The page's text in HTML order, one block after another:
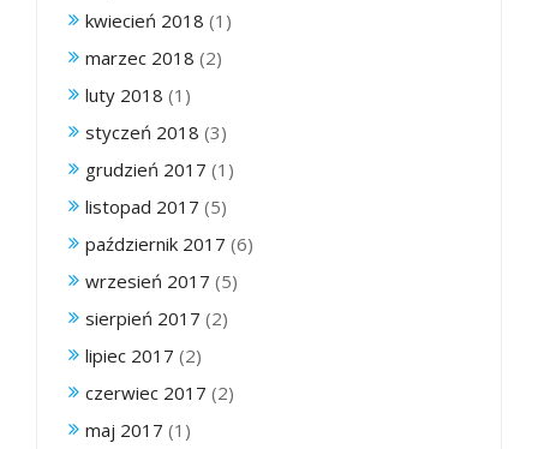
kwiecień 2018 (1)
marzec 2018 (2)
luty 2018 (1)
styczeń 2018 (3)
grudzień 2017 (1)
listopad 2017 (5)
październik 2017 (6)
wrzesień 2017 (5)
sierpień 2017 (2)
lipiec 2017 (2)
czerwiec 2017 (2)
maj 2017 (1)